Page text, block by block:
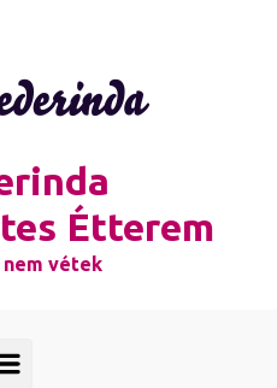
Étterem
nem vétek